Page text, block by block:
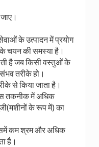
के उत्पादन में प्रयोग
चयन की समस्या है।
है जब किसी वस्तुओं के
तरीके हो।
से किया जाता है।
तकनीक में अधिक
के रूप में) का
कम श्रम और अधिक
है।